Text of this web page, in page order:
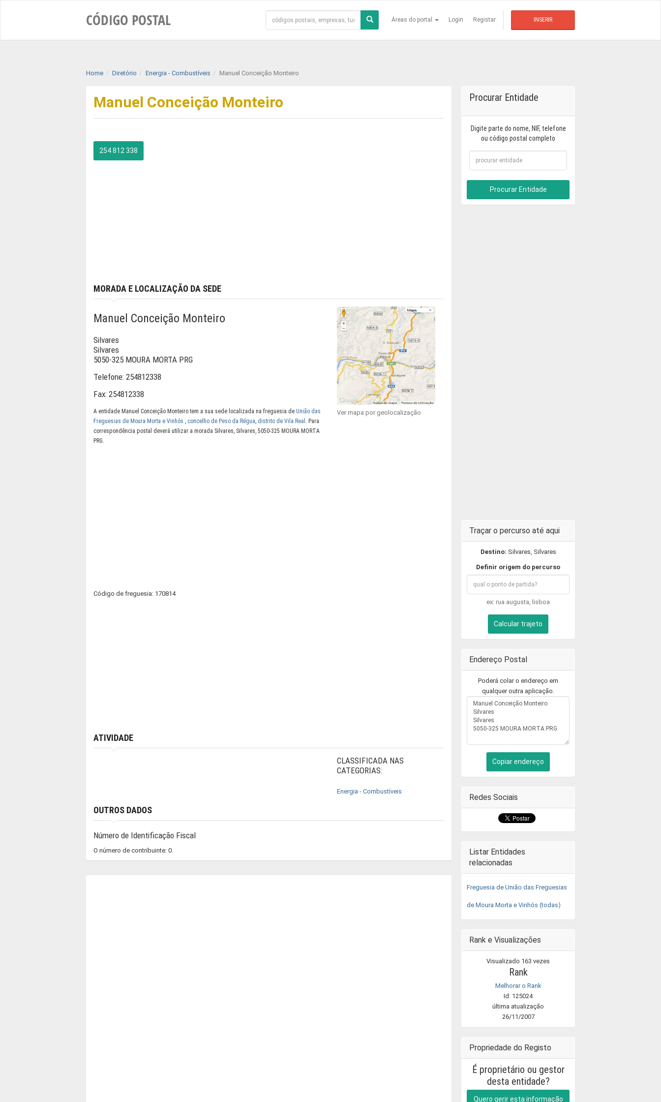
CÓDIGO POSTAL Áreas do portal Login Registar INSERIR
Home Diretório Energia - Combustíveis Manuel Conceição Monteiro
Manuel Conceição Monteiro
254 812 338
MORADA E LOCALIZAÇÃO DA SEDE
Manuel Conceição Monteiro
Silvares
Silvares
5050-325 MOURA MORTA PRG
Telefone: 254812338
Fax: 254812338
A entidade Manuel Conceição Monteiro tem a sua sede localizada na freguesia de União das
Freguesias de Moura Morta e Vinhós , concelho de Peso da Régua, distrito de Vila Real . Para
correspondência postal deverá utilizar a morada Silvares, Silvares, 5050-325 MOURA MORTA
PRG.
Código de freguesia: 170814
Ver mapa por geolocalização
ATIVIDADE
CLASSIFICADA NAS
CATEGORIAS:
Energia - Combustíveis
OUTROS DADOS
Número de Identificação Fiscal
O número de contribuinte: 0.
Procurar Entidade
Digite parte do nome, NIF, telefone
ou código postal completo
Procurar Entidade
Traçar o percurso até aqui
Destino: Silvares, Silvares
Definir origem do percurso
ex: rua augusta, lisboa
Calcular trajeto
Endereço Postal
Poderá colar o endereço em
qualquer outra aplicação.
Copiar endereço
Redes Sociais
Listar Entidades
relacionadas
Freguesia de União das Freguesias
de Moura Morta e Vinhós (todas)
Rank e Visualizações
Visualizado 163 vezes
Rank
Melhorar o Rank
Id: 125024
última atualização
26/11/2007
Propriedade do Registo
É proprietário ou gestor
desta entidade?
Quero gerir esta informação